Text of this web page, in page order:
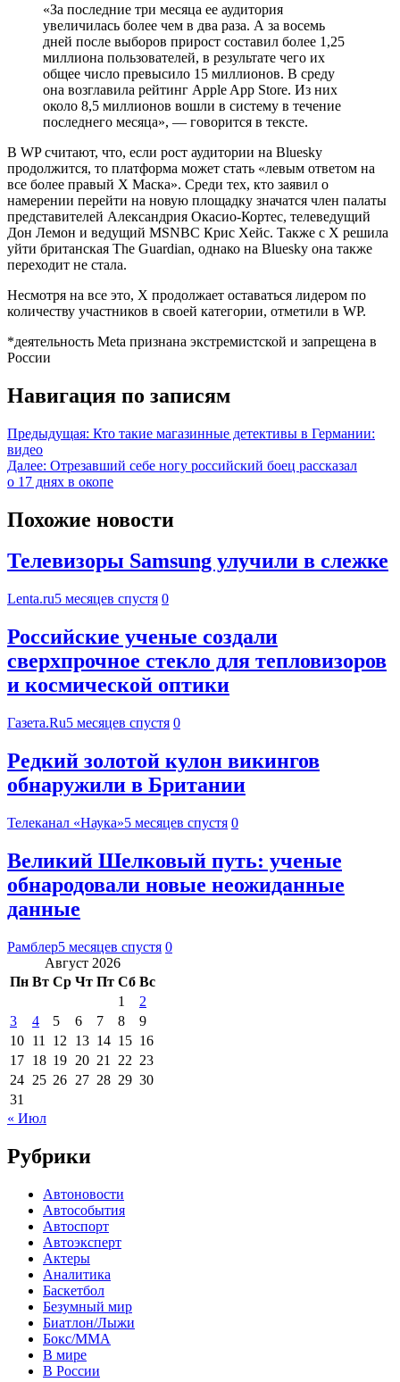
«За последние три месяца ее аудитория
увеличилась более чем в два раза. А за восемь
дней после выборов прирост составил более 1,25
миллиона пользователей, в результате чего их
общее число превысило 15 миллионов. В среду
она возглавила рейтинг Apple App Store. Из них
около 8,5 миллионов вошли в систему в течение
последнего месяца», — говорится в тексте.
В WP считают, что, если рост аудитории на Bluesky
продолжится, то платформа может стать «левым ответом на
все более правый X Маска». Среди тех, кто заявил о
намерении перейти на новую площадку значатся член палаты
представителей Александрия Окасио-Кортес, телеведущий
Дон Лемон и ведущий MSNBC Крис Хейс. Также с X решила
уйти британская The Guardian, однако на Bluesky она также
переходит не стала.
Несмотря на все это, X продолжает оставаться лидером по
количеству участников в своей категории, отметили в WP.
*деятельность Meta признана экстремистской и запрещена в
России
Навигация по записям
Предыдущая: Кто такие магазинные детективы в Германии:
видео
Далее: Отрезавший себе ногу российский боец рассказал
о 17 днях в окопе
Похожие новости
Телевизоры Samsung улучили в слежке
Lenta.ru5 месяцев спустя 0
Российские ученые создали
сверхпрочное стекло для тепловизоров
и космической оптики
Газета.Ru5 месяцев спустя 0
Редкий золотой кулон викингов
обнаружили в Британии
Телеканал «Наука»5 месяцев спустя 0
Великий Шелковый путь: ученые
обнародовали новые неожиданные
данные
Рамблер5 месяцев спустя 0
Август 2026
Пн Вт Ср Чт Пт Сб Вс
1
2
3
4 5 6 7 8
9
10 11 12 13 14 15 16
17 18 19 20 21 22 23
24 25 26 27 28 29 30
31
« Июл
Рубрики
Автоновости
Автособытия
Автоспорт
Автоэксперт
Актеры
Аналитика
Баскетбол
Безумный мир
Биатлон/Лыжи
Бокс/MMA
В мире
В России